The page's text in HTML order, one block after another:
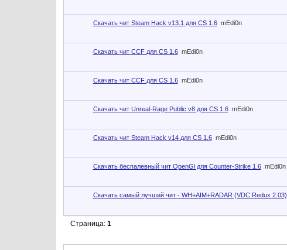
Скачать чит Steam Hack v13.1 для CS 1.6 mEdi0n
Скачать чит CCF для CS 1.6 mEdi0n
Скачать чит CCF для CS 1.6 mEdi0n
Скачать чит Unreal-Rage Public v8 для CS 1.6 mEdi0n
Скачать чит Steam Hack v14 для CS 1.6 mEdi0n
Скачать беспалевный чит OpenGl для Counter-Strike 1.6 mEdi0n
Скачать самый лучший чит - WH+AIM+RADAR (VDC Redux 2.03)
Страница: 1